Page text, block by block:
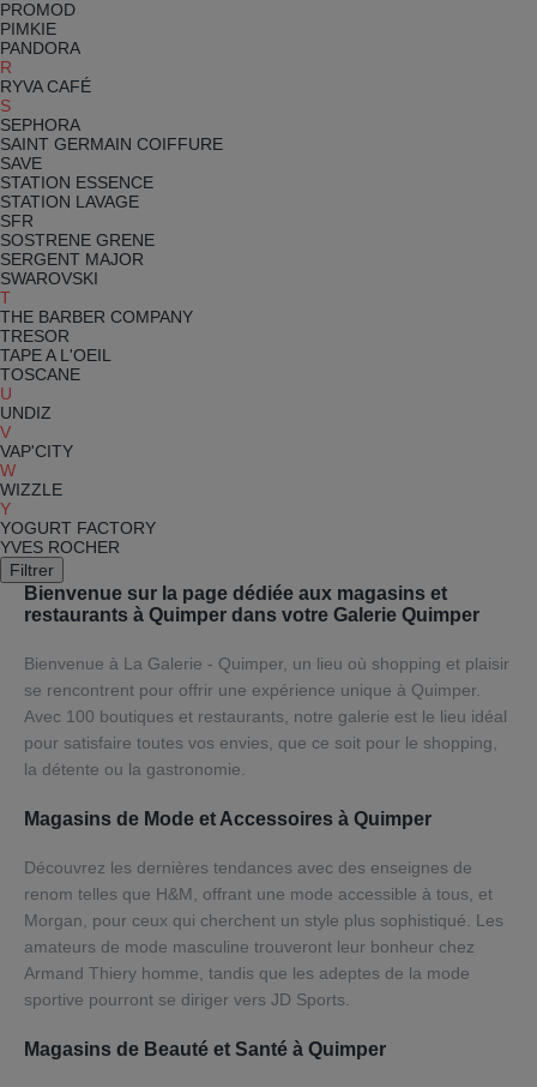
PROMOD
PIMKIE
PANDORA
R
RYVA CAFÉ
S
SEPHORA
SAINT GERMAIN COIFFURE
SAVE
STATION ESSENCE
STATION LAVAGE
SFR
SOSTRENE GRENE
SERGENT MAJOR
SWAROVSKI
T
THE BARBER COMPANY
TRESOR
TAPE A L'OEIL
TOSCANE
U
UNDIZ
V
VAP'CITY
W
WIZZLE
Y
YOGURT FACTORY
YVES ROCHER
Filtrer
Bienvenue sur la page dédiée aux magasins et
restaurants à Quimper dans votre Galerie Quimper
Bienvenue à La Galerie - Quimper, un lieu où shopping et plaisir
se rencontrent pour offrir une expérience unique à Quimper.
Avec 100 boutiques et restaurants, notre galerie est le lieu idéal
pour satisfaire toutes vos envies, que ce soit pour le shopping,
la détente ou la gastronomie.
Magasins de Mode et Accessoires à Quimper
Découvrez les dernières tendances avec des enseignes de
renom telles que H&M, offrant une mode accessible à tous, et
Morgan, pour ceux qui cherchent un style plus sophistiqué. Les
amateurs de mode masculine trouveront leur bonheur chez
Armand Thiery homme, tandis que les adeptes de la mode
sportive pourront se diriger vers JD Sports.
Magasins de Beauté et Santé à Quimper